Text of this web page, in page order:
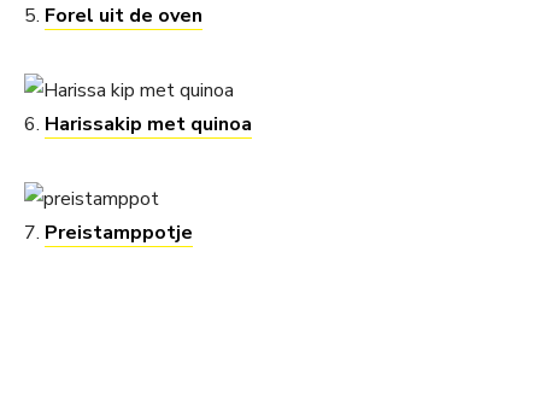
5. Forel uit de oven
6. Harissakip met quinoa
7. Preistamppotje